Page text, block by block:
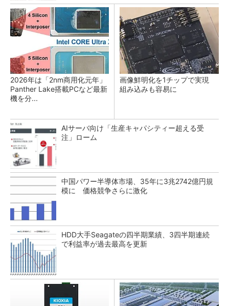
2026年は「2nm商用化元年」
Panther Lake搭載PCなど最新
機を分...
画像鮮明化を1チップで実現
組み込みも容易に
AIサーバ向け「生産キャパシティー超える受
注」ローム
中国パワー半導体市場、35年に3兆2742億円規
模に 価格競争さらに激化
HDD大手Seagateの四半期業績、3四半期連続
で利益率が過去最高を更新